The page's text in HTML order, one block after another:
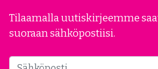
Tilaa uutiskirjeemme!